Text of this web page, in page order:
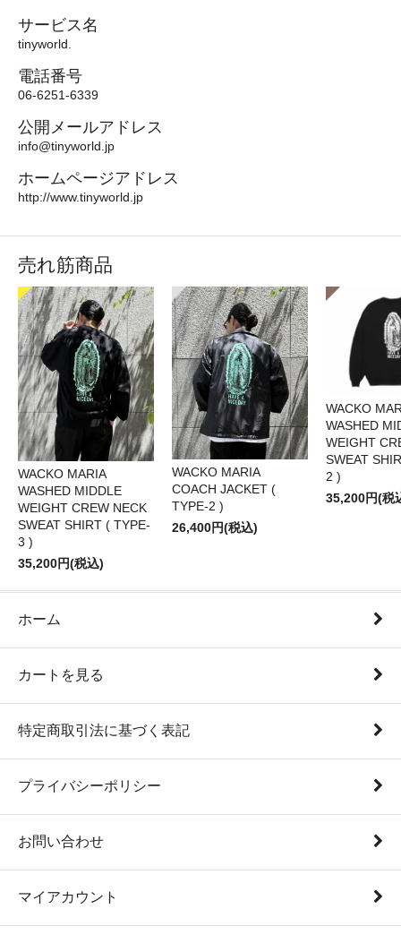
サービス名
tinyworld.
電話番号
06-6251-6339
公開メールアドレス
info@tinyworld.jp
ホームページアドレス
http://www.tinyworld.jp
売れ筋商品
WACKO MARIA
WASHED MIDDLE
WEIGHT CREW NECK
SWEAT SHIRT ( TYPE-
3 )
35,200円(税込)
WACKO MARIA
COACH JACKET (
TYPE-2 )
26,400円(税込)
WACKO
WASHED
WEIGHT
SWEAT
2 )
35,200円(税
ホーム
カートを見る
特定商取引法に基づく表記
プライバシーポリシー
お問い合わせ
マイアカウント